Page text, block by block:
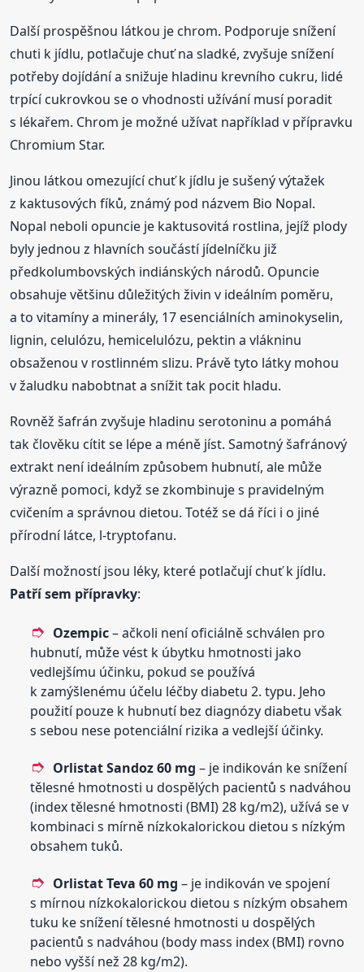
Další prospěšnou látkou je chrom. Podporuje snížení
chuti k jídlu, potlačuje chuť na sladké, zvyšuje snížení
potřeby dojídání a snižuje hladinu krevního cukru, lidé
trpící cukrovkou se o vhodnosti užívání musí poradit
s lékařem. Chrom je možné užívat například v přípravku
Chromium Star.
Jinou látkou omezující chuť k jídlu je sušený výtažek
z kaktusových fíků, známý pod názvem Bio Nopal.
Nopal neboli opuncie je kaktusovitá rostlina, jejíž plody
byly jednou z hlavních součástí jídelníčku již
předkolumbovských indiánských národů. Opuncie
obsahuje většinu důležitých živin v ideálním poměru,
a to vitamíny a minerály, 17 esenciálních aminokyselin,
lignin, celulózu, hemicelulózu, pektin a vlákninu
obsaženou v rostlinném slizu. Právě tyto látky mohou
v žaludku nabobtnat a snížit tak pocit hladu.
Rovněž šafrán zvyšuje hladinu serotoninu a pomáhá
tak člověku cítit se lépe a méně jíst. Samotný šafránový
extrakt není ideálním způsobem hubnutí, ale může
výrazně pomoci, když se zkombinuje s pravidelným
cvičením a správnou dietou. Totéž se dá říci i o jiné
přírodní látce, l-tryptofanu.
Další možností jsou léky, které potlačují chuť k jídlu.
Patří sem přípravky:
Ozempic– ačkoli není oficiálně schválen pro
hubnutí, může vést k úbytku hmotnosti jako
vedlejšímu účinku, pokud se používá
k zamýšlenému účelu léčby diabetu 2. typu. Jeho
použití pouze k hubnutí bez diagnózy diabetu však
s sebou nese potenciální rizika a vedlejší účinky.
Orlistat Sandoz 60 mg – je indikován ke snížení
tělesné hmotnosti u dospělých pacientů s nadváhou
(index tělesné hmotnosti (BMI) 28 kg/m2), užívá se v
kombinaci s mírně nízkokalorickou dietou s nízkým
obsahem tuků.
Orlistat Teva 60 mg – je indikován ve spojení
s mírnou nízkokalorickou dietou s nízkým obsahem
tuku ke snížení tělesné hmotnosti u dospělých
pacientů s nadváhou (body mass index (BMI) rovno
nebo vyšší než 28 kg/m2).